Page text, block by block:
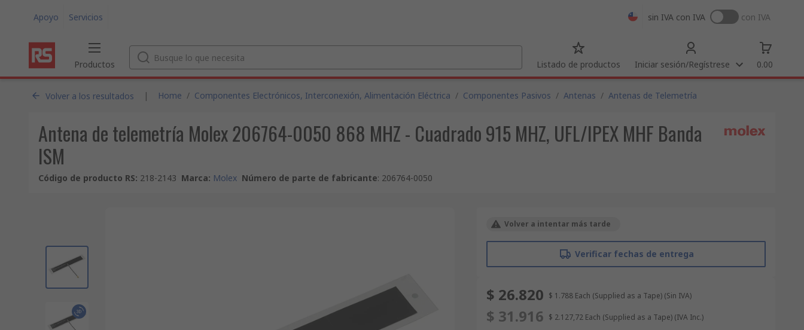
Apoyo Servicios sin IVA con IVA con IVA
Productos Listado de productos Iniciar sesión/Regístrese 0.00
Volver a los resultados | Home / Componentes Electrónicos, Interconexión, Alimentación Eléctrica / Componentes Pasivos / Antenas / Antenas de Telemetría
Antena de telemetría Molex 206764-0050 868 MHZ - Cuadrado 915 MHZ, UFL/IPEX MHF Banda
ISM
Código de producto RS: 218-2143 Marca: Molex Número de parte de fabricante: 206764-0050
Volver a intentar más tarde
Verificar fechas de entrega
$ 26.820 $ 1.788 Each (Supplied as a Tape) (Sin IVA)
$ 31.916 $ 2.127,72 Each (Supplied as a Tape) (IVA Inc.)